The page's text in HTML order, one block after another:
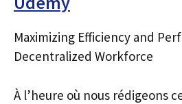
Maximizing Efficiency and
Decentralized Workforce
À l’heure où nous rédigeons